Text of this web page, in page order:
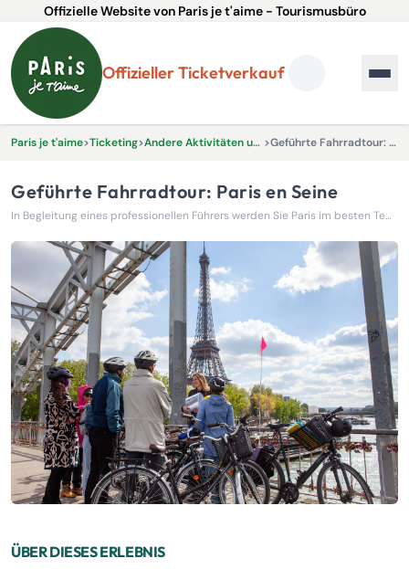
Offizielle Website von Paris je t'aime - Tourismusbüro
Offizieller Ticketverkauf
Paris je t'aime>Ticketing> Andere Aktivitäten und Erlebnisse > Geführte Fahrradtour: Paris en Seine
Geführte Fahrradtour: Paris en Seine
In Begleitung eines professionellen Führers werden Sie Paris im besten Tempo erkunden: mit dem Fahrrad!
ÜBER DIESES ERLEBNIS